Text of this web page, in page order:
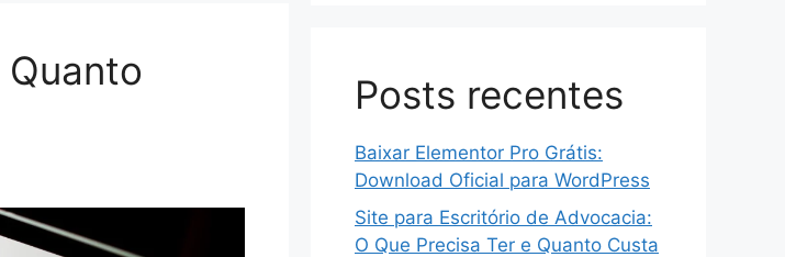
Posts recentes
Baixar Elementor Pro Grátis:
Download Oficial para WordPress
Site para Escritório de Advocacia:
O Que Precisa Ter e Quanto Custa